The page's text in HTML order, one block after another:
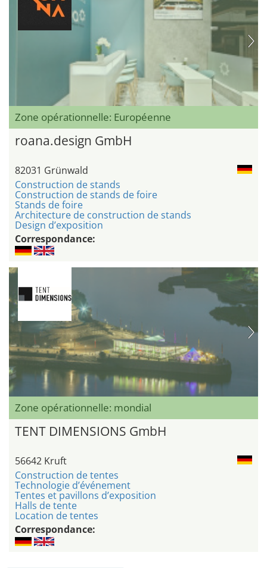
Zone opérationnelle: Européenne
roana.design GmbH
82031 Grünwald
Construction de stands
Construction de stands de foire
Stands de foire
Architecture de construction de stands
Design d’exposition
Correspondance:
Zone opérationnelle: mondial
TENT DIMENSIONS GmbH
56642 Kruft
Construction de tentes
Technologie d’événement
Tentes et pavillons d’exposition
Halls de tente
Location de tentes
Correspondance: